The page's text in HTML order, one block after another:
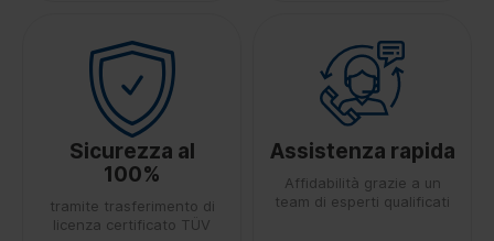
Sicurezza al
100%
tramite trasferimento di
licenza certificato TÜV
Assistenza rapida
Affidabilità grazie a un
team di esperti qualificati